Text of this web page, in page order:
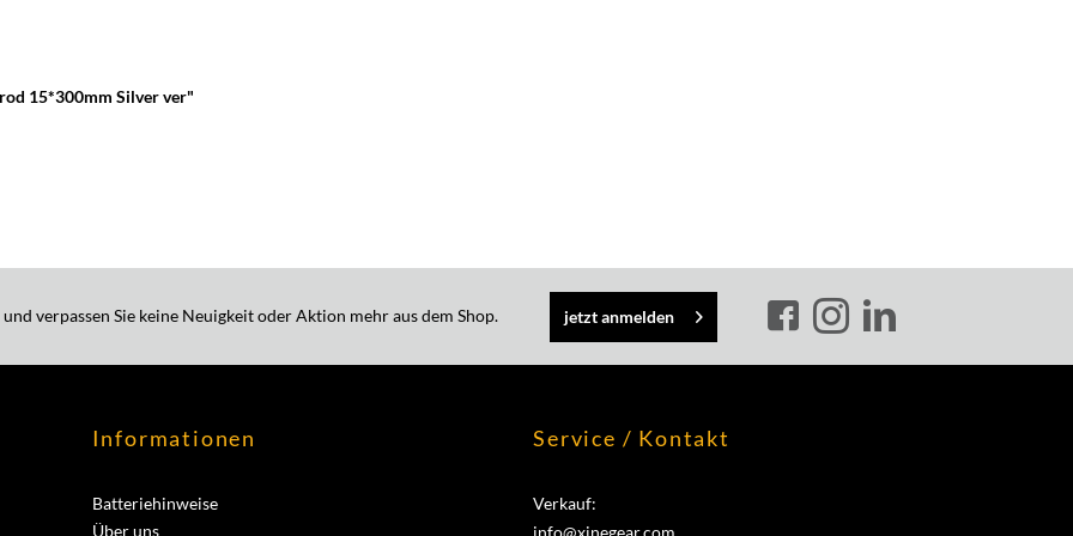
15*300mm Silver ver"
verpassen Sie keine Neuigkeit oder Aktion mehr aus dem Shop. jetzt anmelden
Informationen
Batteriehinweise
Über uns
Service / Kontakt
Verkauf:
info@xinegear.com